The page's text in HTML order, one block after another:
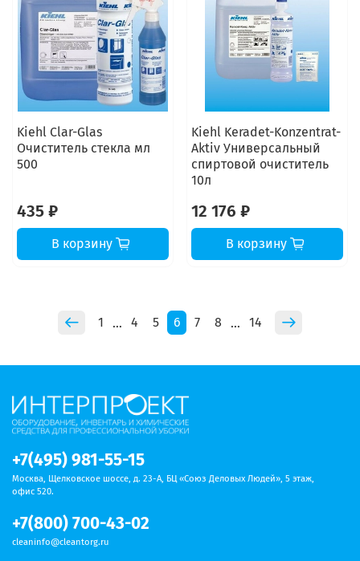
Kiehl Clar-Glas
Очиститель стекла мл
500
435 ₽
В корзину
Kiehl Keradet-Konzentrat-
Aktiv Универсальный
спиртовой очиститель
10л
12 176 ₽
В корзину
1 … 4 5 6 7 8 … 14
+7(495) 981-55-15
Москва, Щелковское шоссе, д. 23-А, БЦ «Союз Деловых Людей», 5 этаж,
офис 520.
+7(800) 700-43-02
cleaninfo@cleantorg.ru